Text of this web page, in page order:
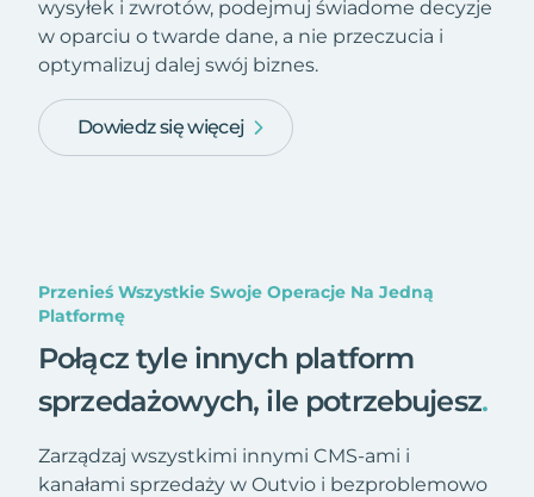
wysyłek i zwrotów, podejmuj świadome decyzje
w oparciu o twarde dane, a nie przeczucia i
optymalizuj dalej swój biznes.
Dowiedz się więcej
Przenieś Wszystkie Swoje Operacje Na Jedną
Platformę
Połącz tyle innych platform
sprzedażowych, ile potrzebujesz.
Zarządzaj wszystkimi innymi CMS-ami i
kanałami sprzedaży w Outvio i bezproblemowo